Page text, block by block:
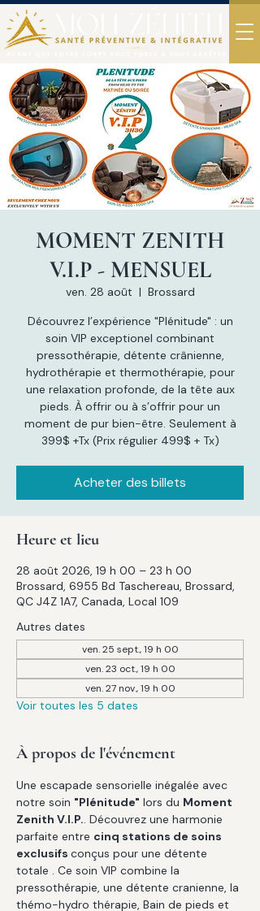
MOMENT ZENITH
V.I.P - MENSUEL
ven. 28 août
  |
Brossard
Découvrez l’expérience "Plénitude" : un
soin VIP exceptionel combinant
pressothérapie, détente crânienne,
hydrothérapie et thermothérapie, pour
une relaxation profonde, de la tête aux
pieds. À offrir ou à s’offrir pour un
moment de pur bien-être. Seulement à
399$ +Tx (Prix régulier 499$ + Tx)
Acheter des billets
Heure et lieu
28 août 2026, 19 h 00 – 23 h 00
Brossard, 6955 Bd Taschereau, Brossard,
QC J4Z 1A7, Canada, Local 109
Autres dates
ven. 25 sept., 19 h 00
ven. 23 oct., 19 h 00
ven. 27 nov., 19 h 00
Voir toutes les 5 dates
À propos de l'événement
Une escapade sensorielle inégalée avec
notre soin "Plénitude" lors du Moment
Zenith V.I.P.. Découvrez une harmonie
parfaite entre cinq stations de soins
exclusifs conçus pour une détente
totale . Ce soin VIP combine la
pressothérapie, une détente cranienne, la
thémo-hydro thérapie, Bain de pieds et